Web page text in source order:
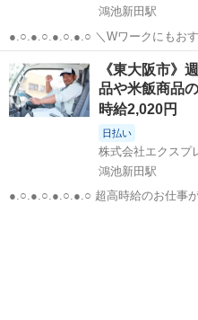
鴻池新田駅
●.○.●.○.●.○.●.○ ＼Wワークにもお
間・6ヶ月の短期】 サクッと稼げ
大阪 東大阪市 鴻池新田駅
《東大阪市》
品や米飯商品
時給2,020円
日払い
株式会社エクスプ
鴻池新田駅
●.○.●.○.●.○.●.○ 超高時給のお仕事